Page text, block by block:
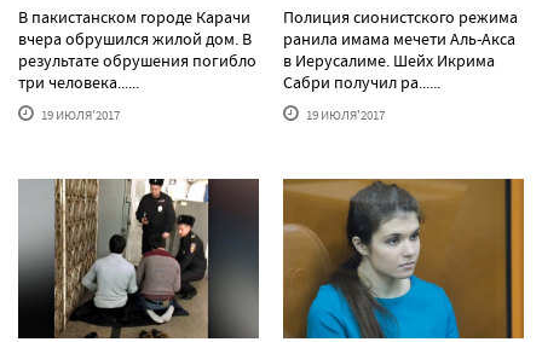
В пакистанском городе Карачи
вчера обрушился жилой дом. В
результате обрушения погибло
три человека......
19 ИЮЛЯ'2017
Полиция сионистского режима
ранила имама мечети Аль-Акса
в Иерусалиме. Шейх Икрима
Сабри получил ра......
19 ИЮЛЯ'2017